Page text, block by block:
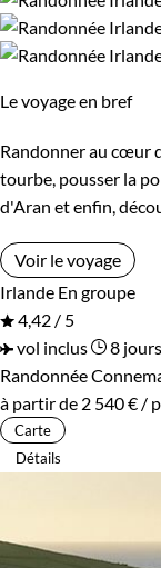
Âge des enfants
Standard
Itinérance
Itinérant
Bord de mer et
Le voyage en bref
Randonner au cœur
tourbe, pousser la
d'Aran et enfin,
Voir le voyage
Irlande En groupe
4,42 / 5
vol inclus
8 jours
Randonnée
à partir de 2 540 € /
Carte
Détails